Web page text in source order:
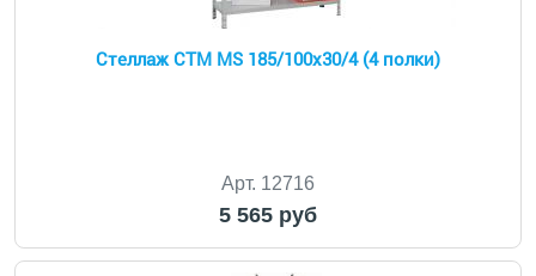
Стеллаж СТМ MS 185/100х30/4 (4 полки)
Арт. 12716
5 565 руб